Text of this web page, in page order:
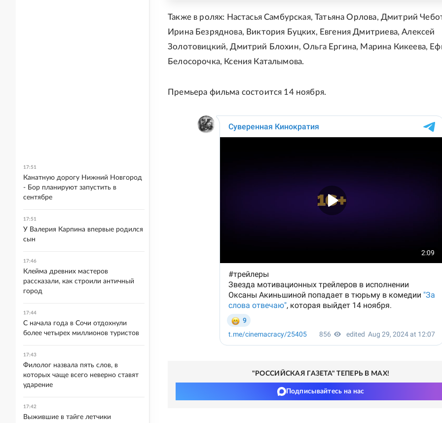
Также в ролях: Настасья Самбурская, Татьяна Орлова, Дмитрий
Ирина Безряднова, Виктория Буцких, Евгения Дмитриева, Алексей
Золотовицкий, Дмитрий Блохин, Ольга Ергина, Марина Кикеева,
Белосорочка, Ксения Каталымова.
Премьера фильма состоится 14 ноября.
"РОССИЙСКАЯ ГАЗЕТА" ТЕПЕРЬ В MAX!
Подписывайтесь на нас
17:51
Канатную дорогу Нижний Новгород
- Бор планируют запустить в
сентябре
17:51
У Валерия Карпина впервые родился
сын
17:46
Клейма древних мастеров
рассказали, как строили античный
город
17:44
С начала года в Сочи отдохнули
более четырех миллионов туристов
17:43
Филолог назвала пять слов, в
которых чаще всего неверно ставят
ударение
17:42
Выжившие в тайге летчики